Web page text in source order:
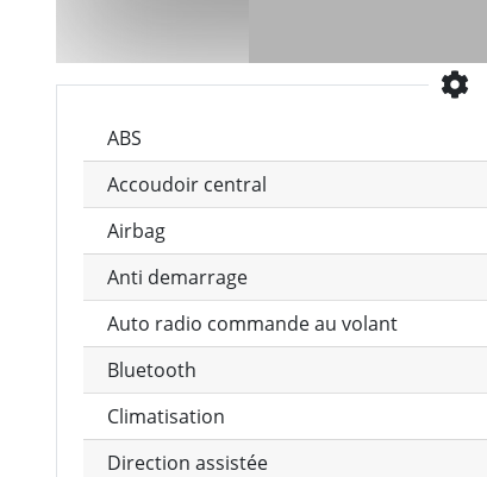
ABS
Accoudoir central
Airbag
Anti demarrage
Auto radio commande au volant
Bluetooth
Climatisation
Direction assistée